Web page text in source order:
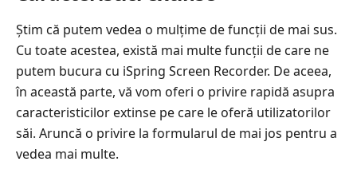
Știm că putem vedea o mulțime de funcții de mai sus.
Cu toate acestea, există mai multe funcții de care ne
putem bucura cu iSpring Screen Recorder. De aceea,
în această parte, vă vom oferi o privire rapidă asupra
caracteristicilor extinse pe care le oferă utilizatorilor
săi. Aruncă o privire la formularul de mai jos pentru a
vedea mai multe.